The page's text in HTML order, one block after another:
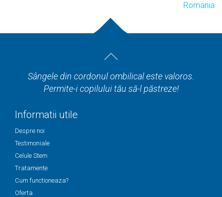
Romania
Sângele din cordonul ombilical este valoros.
Permite-i copilului tău să-l păstreze!
Informatii utile
Despre noi
Testimoniale
Celule Stem
Tratamente
Cum functioneaza?
Oferta